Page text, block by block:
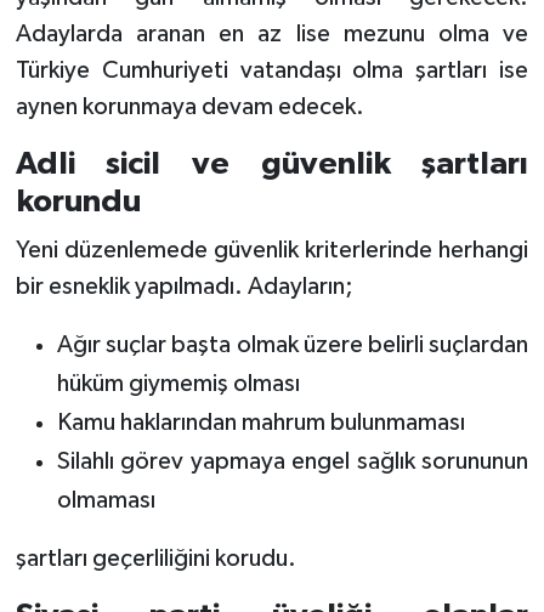
Adaylarda aranan en az lise mezunu olma ve
Türkiye Cumhuriyeti vatandaşı olma şartları ise
aynen korunmaya devam edecek.
Adli sicil ve güvenlik şartları
korundu
Yeni düzenlemede güvenlik kriterlerinde herhangi
bir esneklik yapılmadı. Adayların;
Ağır suçlar başta olmak üzere belirli suçlardan
hüküm giymemiş olması
Kamu haklarından mahrum bulunmaması
Silahlı görev yapmaya engel sağlık sorununun
olmaması
şartları geçerliliğini korudu.